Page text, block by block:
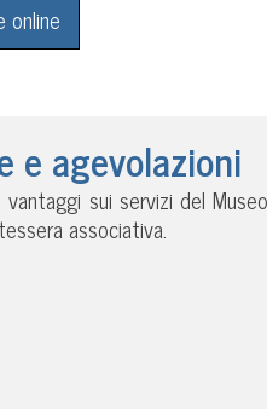
online
e agevolazioni
vantaggi sui servizi del
associativa.